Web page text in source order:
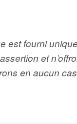
est fourni
et
en aucun